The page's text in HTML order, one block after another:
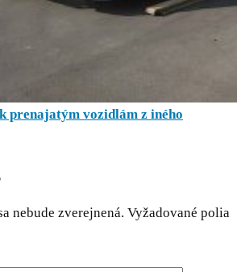
prenajatým vozidlám z iného
nebude zverejnená. Vyžadované polia